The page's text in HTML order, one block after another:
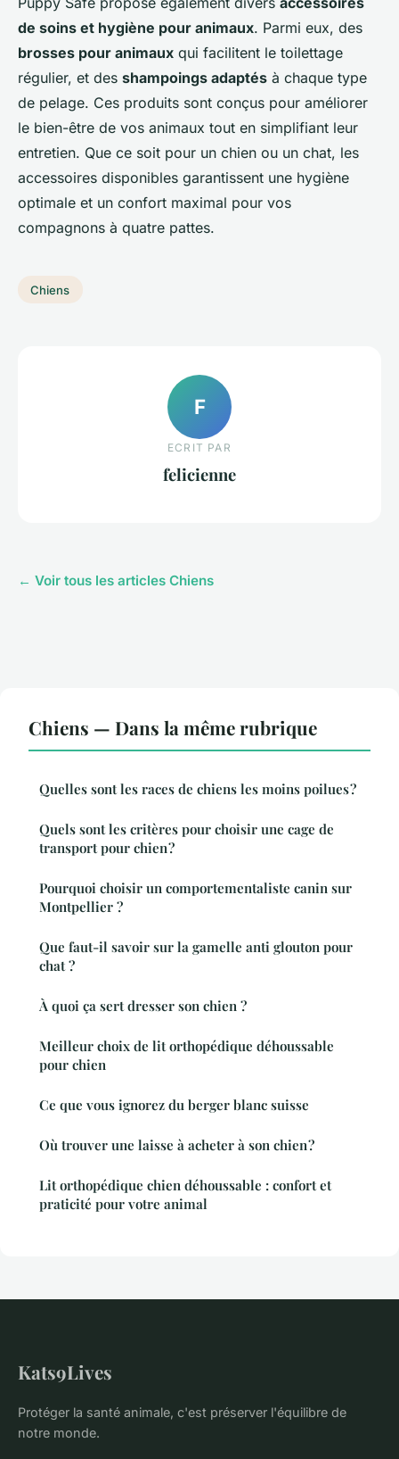
de soins et hygiène pour animaux. Parmi eux, des
brosses pour animaux qui facilitent le toilettage
régulier, et des shampoings adaptés à chaque type
de pelage. Ces produits sont conçus pour améliorer
le bien-être de vos animaux tout en simplifiant leur
entretien. Que ce soit pour un chien ou un chat, les
accessoires disponibles garantissent une hygiène
optimale et un confort maximal pour vos
compagnons à quatre pattes.
Chiens
F
ECRIT PAR
felicienne
← Voir tous les articles Chiens
Chiens — Dans la même rubrique
Quelles sont les races de chiens les moins poilues ?
Quels sont les critères pour choisir une cage de
transport pour chien ?
Pourquoi choisir un comportementaliste canin sur
Montpellier ?
Que faut-il savoir sur la gamelle anti glouton pour
chat ?
À quoi ça sert dresser son chien ?
Meilleur choix de lit orthopédique déhoussable
pour chien
Ce que vous ignorez du berger blanc suisse
Où trouver une laisse à acheter à son chien ?
Lit orthopédique chien déhoussable : confort et
praticité pour votre animal
Kats9Lives
Protéger la santé animale, c'est préserver l'équilibre de
notre monde.